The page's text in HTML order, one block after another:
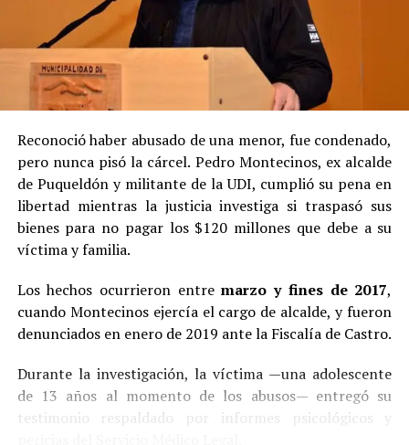
Reconoció haber abusado de una menor, fue condenado,
pero nunca pisó la cárcel. Pedro Montecinos, ex alcalde
de Puqueldón y militante de la UDI, cumplió su pena en
libertad mientras la justicia investiga si traspasó sus
bienes para no pagar los $120 millones que debe a su
víctima y familia.
Los hechos ocurrieron entremarzo y fines de 2017,
cuando Montecinos ejercía el cargo de alcalde, y fueron
denunciados en enero de 2019 ante la Fiscalía de Castro.
Durante la investigación, la víctima —una adolescente
de 13 años al momento de los abusos— entregó su
testimonio respaldado por informes psicológicos y